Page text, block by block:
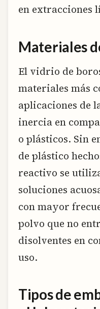
en extracciones
Materiales
El vidrio de
materiales más
aplicaciones de
inercia en
o plásticos. Sin
de plástico
reactivo se
soluciones
con mayor
polvo que no
disolventes en
uso.
Tipos de